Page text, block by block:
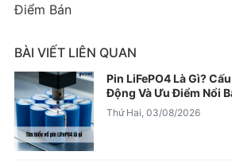
Điểm Bán
BÀI VIẾT LIÊN QUAN
Pin LiFePO4 Là Gì?
Động Và Ưu Điểm Nổi
Thứ Hai, 03/08/2026